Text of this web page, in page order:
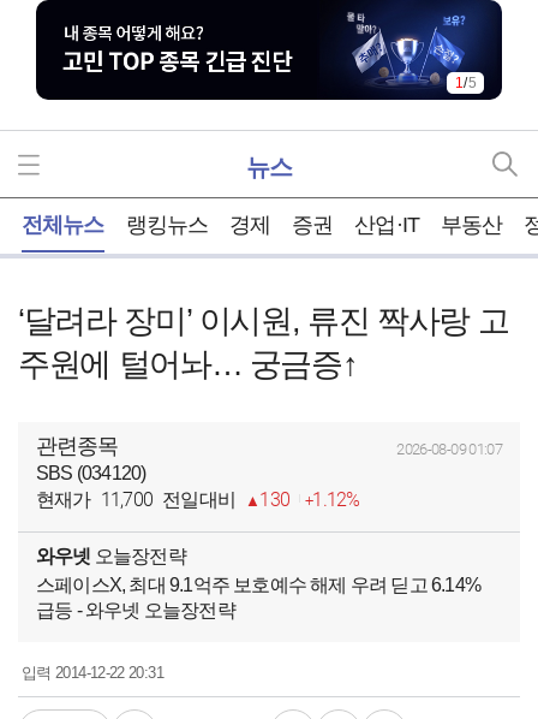
1/5
뉴스
전체뉴스 랭킹뉴스 경제 증권 산업·IT 부동산
‘달려라 장미’ 이시원, 류진 짝사랑 고
주원에 털어놔… 궁금증↑
관련종목 2026-08-09 01:07
SBS (034120)
현재가 11,700 전일대비 130 1.12%
와우넷 오늘장전략
스페이스X, 최대 9.1억주 보호예수 해제 우려 딛고 6.14%
급등 - 와우넷 오늘장전략
입력2014-12-22 20:31